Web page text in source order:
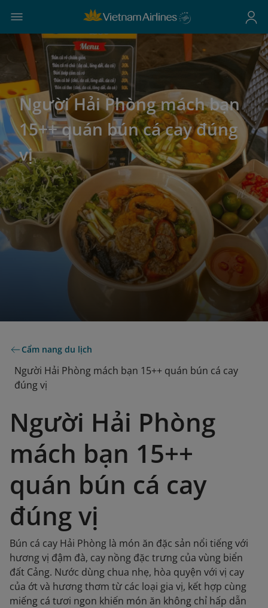
Người Hải Phòng mách bạn
15++ quán bún cá cay đúng
vị
Cẩm nang du lịch
Người Hải Phòng mách bạn 15++ quán bún cá cay
đúng vị
Người Hải Phòng
mách bạn 15++
quán bún cá cay
đúng vị
Bún cá cay Hải Phòng là món ăn đặc sản nổi tiếng với
hương vị đậm đà, cay nồng đặc trưng của vùng biển
đất Cảng. Nước dùng chua nhẹ, hòa quyện với vị cay
của ớt và hương thơm từ các loại gia vị, kết hợp cùng
miếng cá tươi ngon khiến món ăn không chỉ hấp dẫn